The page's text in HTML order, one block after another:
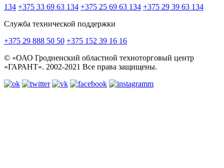
134 +375 33 69 63 134 +375 25 69 63 134 +375 29 39 63 134
Служба технической поддержки
+375 29 888 50 50 +375 152 39 16 16
© «ОАО Гродненский областной техноторговый центр
«ГАРАНТ». 2002-2021 Все права защищены.